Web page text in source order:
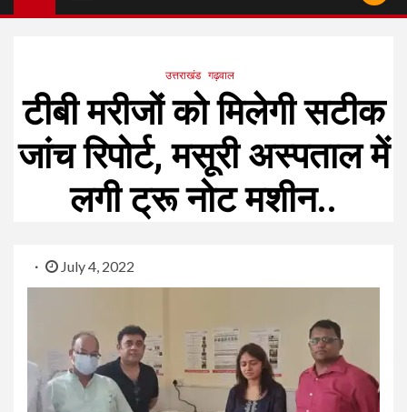
उत्तराखंड गढ़वाल
टीबी मरीजों को मिलेगी सटीक
जांच रिपोर्ट, मसूरी अस्पताल में
लगी ट्रू नोट मशीन..
July 4, 2022